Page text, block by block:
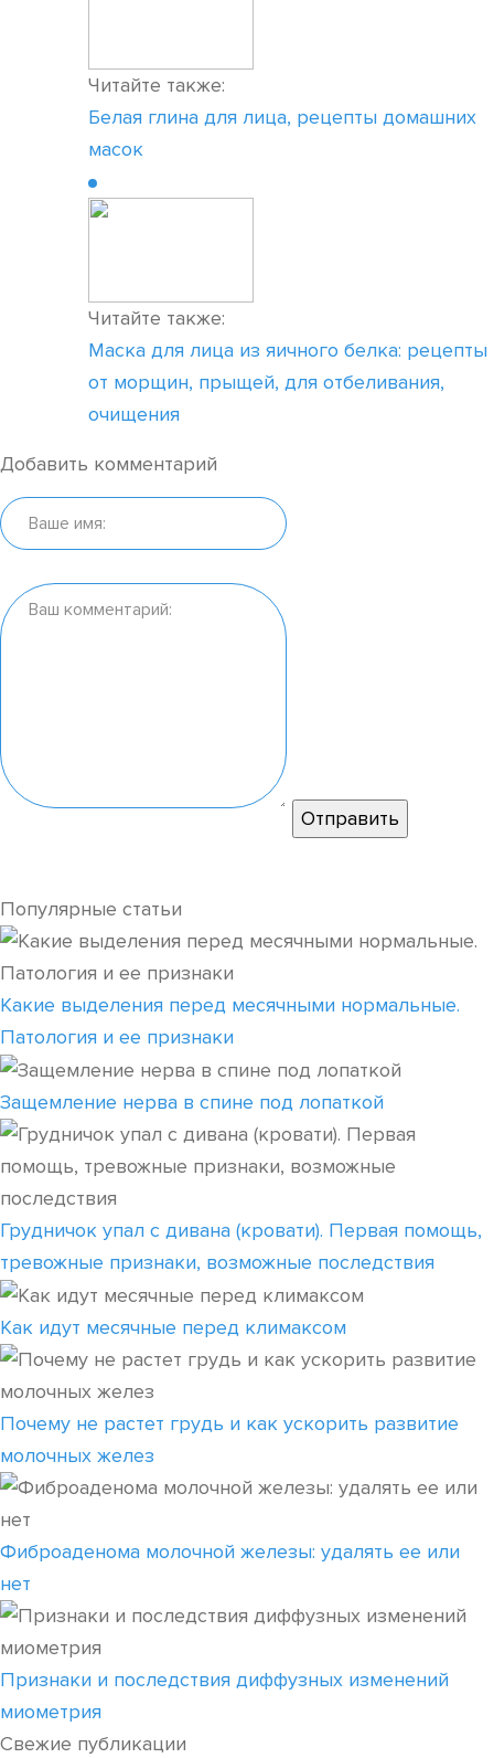
Читайте также:
Белая глина для лица, рецепты домашних
масок
Читайте также:
Маска для лица из яичного белка: рецепты
от морщин, прыщей, для отбеливания,
очищения
Добавить комментарий
Популярные статьи
Какие выделения перед месячными нормальные.
Патология и ее признаки
Защемление нерва в спине под лопаткой
Грудничок упал с дивана (кровати). Первая помощь,
тревожные признаки, возможные последствия
Как идут месячные перед климаксом
Почему не растет грудь и как ускорить развитие
молочных желез
Фиброаденома молочной железы: удалять ее или
нет
Признаки и последствия диффузных изменений
миометрия
Свежие публикации